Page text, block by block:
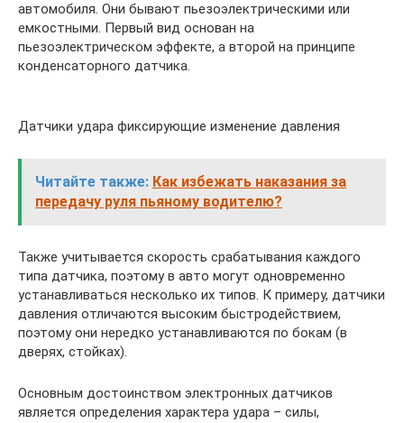
автомобиля. Они бывают пьезоэлектрическими или
емкостными. Первый вид основан на
пьезоэлектрическом эффекте, а второй на принципе
конденсаторного датчика.
Датчики удара фиксирующие изменение давления
Читайте также: Как избежать наказания за
передачу руля пьяному водителю?
Также учитывается скорость срабатывания каждого
типа датчика, поэтому в авто могут одновременно
устанавливаться несколько их типов. К примеру, датчики
давления отличаются высоким быстродействием,
поэтому они нередко устанавливаются по бокам (в
дверях, стойках).
Основным достоинством электронных датчиков
является определения характера удара – силы,